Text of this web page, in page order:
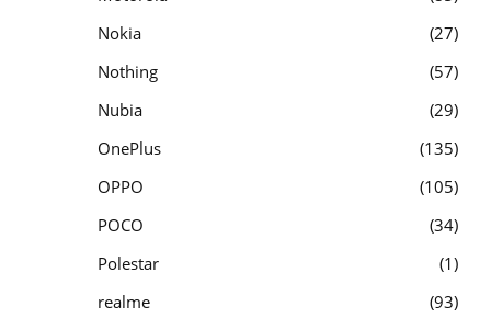
Nokia
27
Nothing
57
Nubia
29
OnePlus
135
OPPO
105
POCO
34
Polestar
1
realme
93